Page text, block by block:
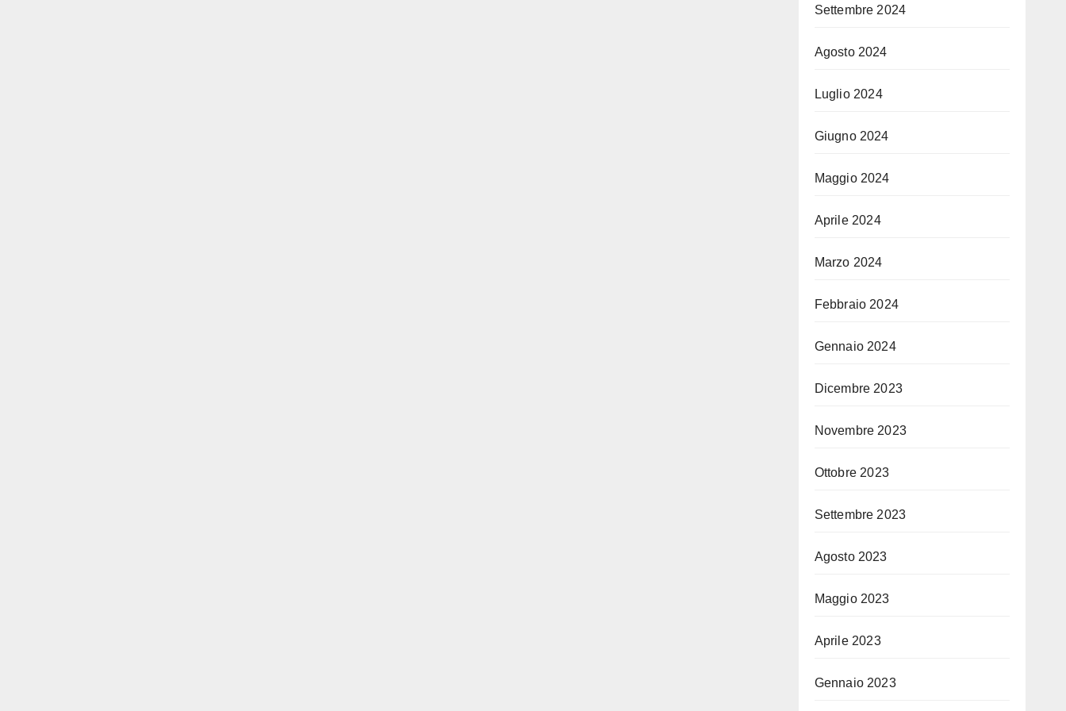
Settembre 2024
Agosto 2024
Luglio 2024
Giugno 2024
Maggio 2024
Aprile 2024
Marzo 2024
Febbraio 2024
Gennaio 2024
Dicembre 2023
Novembre 2023
Ottobre 2023
Settembre 2023
Agosto 2023
Maggio 2023
Aprile 2023
Gennaio 2023